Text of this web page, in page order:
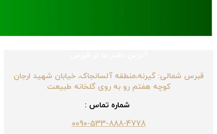
قبرس شمالی: گیرنه،منطقه آلسانجاک، خیابان شهید ارجان
کوچه هفتم رو به روی گلخانه طبیعت
شماره تماس :
0090-533-888-4778